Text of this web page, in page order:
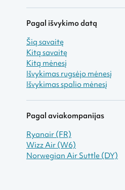
Pagal išvykimo datą
Šią savaitę
Kitą savaitę
Kitą mėnesį
Išvykimas rugsėjo mėnesį
Išvykimas spalio mėnesį
Pagal aviakompanijas
Ryanair (FR)
Wizz Air (W6)
Norwegian Air Suttle (DY)